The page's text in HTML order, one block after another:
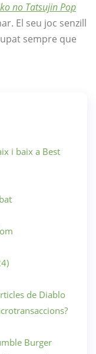
no Tatsujin Pop
El seu joc senzill
sempre que
i baix a Best
de Diablo
Burger